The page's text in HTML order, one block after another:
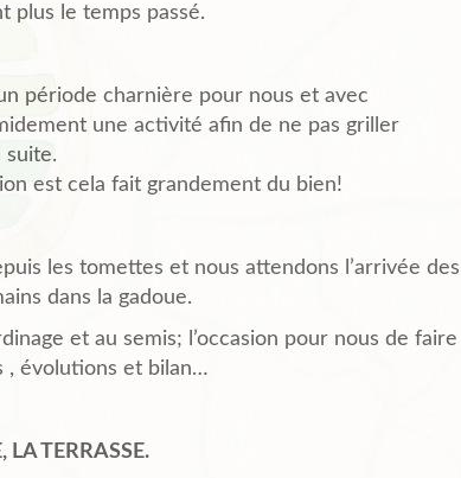
plus le temps passé.
période charnière pour nous et avec
une activité afin de ne pas griller
suite.
est cela fait grandement du bien!
les tomettes et nous attendons l’arrivée des
dans la gadoue.
et au semis; l’occasion pour nous de faire
, évolutions et bilan…
LA TERRASSE.